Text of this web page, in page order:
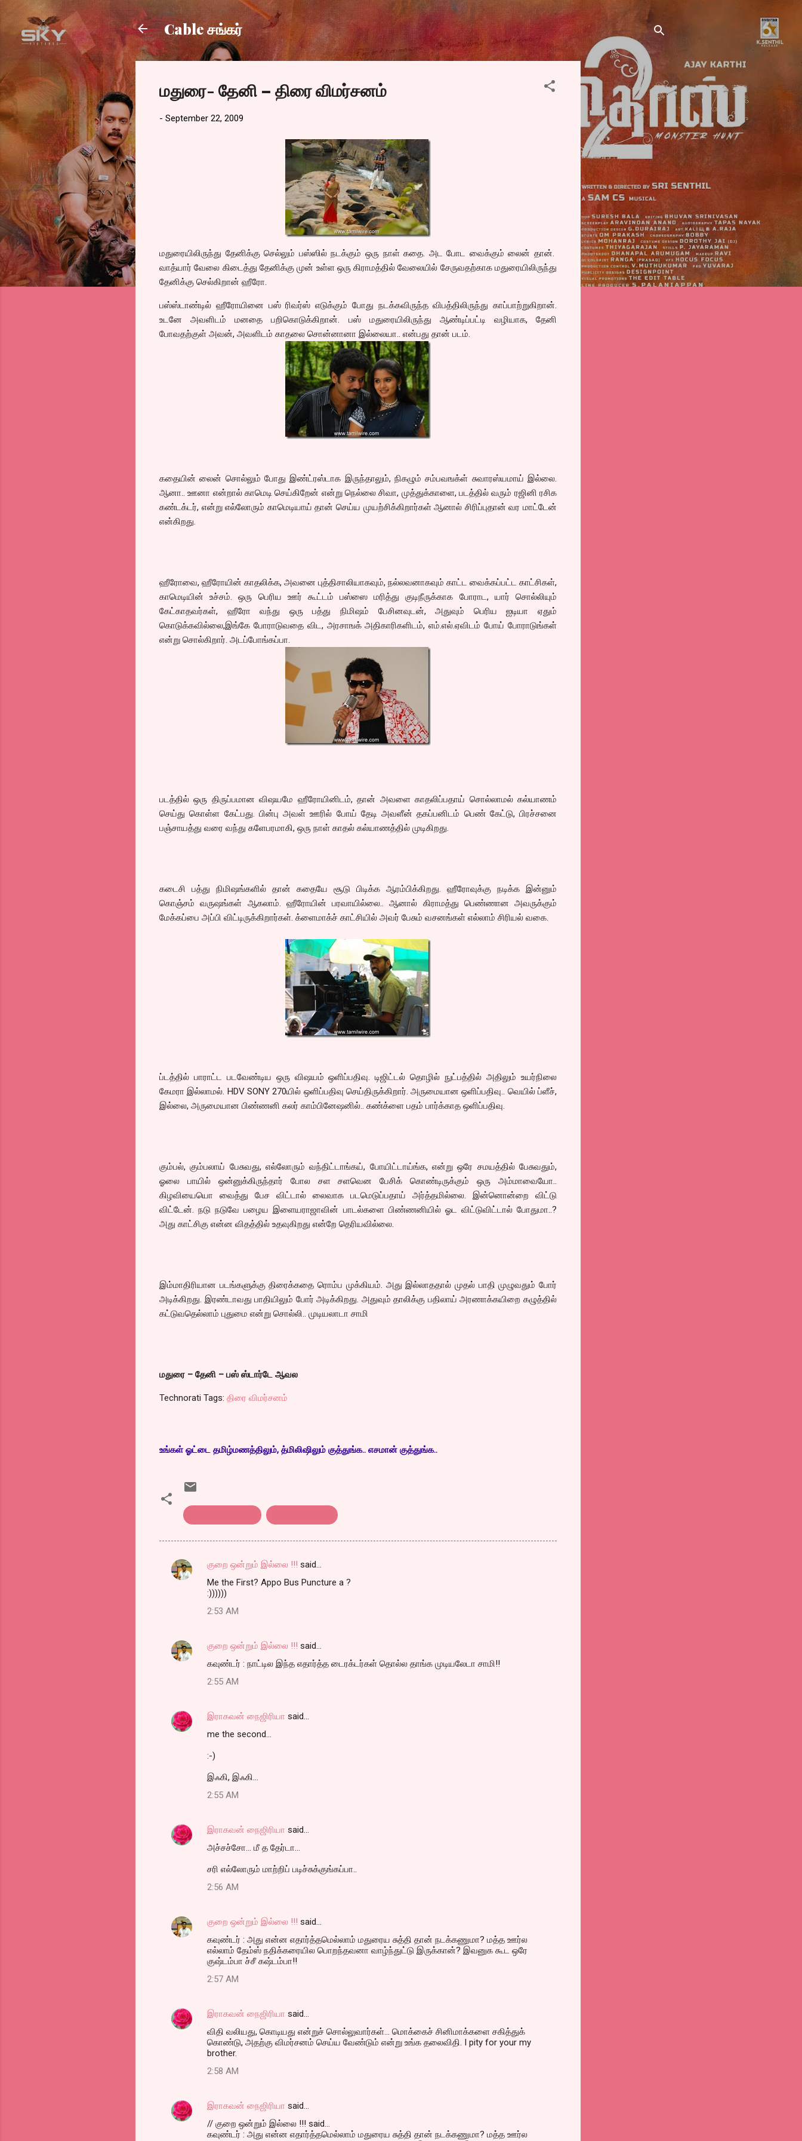
Skip to main content
Cable சங்கர்
மதுரை- தேனி – திரை விமர்சனம்
- September 22, 2009
மதுரையிலிருந்து தேனிக்கு செல்லும் பஸ்ஸில் நடக்கும் ஒரு நாள் கதை. அட போட வைக்கும் லைன் தான்.
வாத்யார் வேலை கிடைத்து தேனிக்கு முன் உள்ள ஒரு கிராமத்தில் வேலையில் சேருவதற்காக மதுரையிலிருந்து
தேனிக்கு செல்கிறான் ஹீரோ.
பஸ்ஸ்டாண்டில் ஹீரோயினை பஸ் ரிவர்ஸ் எடுக்கும் போது நடக்கவிருந்த விபத்திலிருந்து காப்பாற்றுகிறான்.
உடனே அவளிடம் மனதை பறிகொடுக்கிறான். பஸ் மதுரையிலிருந்து ஆண்டிப்பட்டி வழியாக, தேனி
போவதற்குள் அவன், அவளிடம் காதலை சொன்னானா இல்லையா.. என்பது தான் படம்.
கதையின் லைன் சொல்லும் போது இண்ட்ரஸ்டாக இருந்தாலும், நிகழும் சம்பவஙக்ள் சுவாரஸ்யமாய் இல்லை.
ஆனா.. ஊனா என்றால் காமெடி செய்கிறேன் என்று நெல்லை சிவா, முத்துக்காளை, படத்தில் வரும் ரஜினி ரசிக
கண்டக்டர், என்று எல்லோரும் காமெடியாய் தான் செய்ய முயற்சிக்கிறார்கள் ஆனால் சிரிப்புதான் வர மாட்டேன்
என்கிறது.
ஹீரோவை, ஹீரோயின் காதலிக்க, அவனை புத்திசாலியாகவும், நல்லவனாகவும் காட்ட வைக்கப்பட்ட காட்சிகள்,
காமெடியின் உச்சம். ஒரு பெரிய ஊர் கூட்டம் பஸ்ஸை மரித்து குடிநீருக்காக போராட, யார் சொல்லியும்
கேட்காதவர்கள், ஹீரோ வந்து ஒரு பத்து நிமிஷம் பேசினவுடன், அதுவும் பெரிய ஐடியா ஏதும்
கொடுக்கவில்லை,இங்கே போராடுவதை விட, அரசாஙக் அதிகாரிகளிடம், எம்.எல்.ஏவிடம் போய் போராடுங்கள்
என்று சொல்கிறார். அடப்போங்கப்பா.
படத்தில் ஒரு திருப்பமான விஷயமே ஹீரோயினிடம், தான் அவளை காதலிப்பதாய் சொல்லாமல் கல்யாணம்
செய்து கொள்ள கேட்பது. பின்பு அவள் ஊரில் போய் தேடி அவளீன் தகப்பனிடம் பெண் கேட்டு, பிரச்சனை
பஞ்சாயத்து வரை வந்து களேபரமாகி, ஒரு நாள் காதல் கல்யாணத்தில் முடிகிறது.
கடைசி பத்து நிமிஷங்களில் தான் கதையே சூடு பிடிக்க ஆரம்பிக்கிறது. ஹீரோவுக்கு நடிக்க இன்னும்
கொஞ்சம் வருஷங்கள் ஆகலாம். ஹீரோயின் பரவாயில்லை.. ஆனால் கிராமத்து பெண்ணான அவருக்கும்
மேக்கப்பை அப்பி விட்டிருக்கிறார்கள். க்ளைமாக்ச் காட்சியில் அவர் பேசும் வசனங்கள் எல்லாம் சிரியல் வகை.
ப்டத்தில் பாராட்ட படவேண்டிய ஒரு விஷயம் ஒளிப்பதிவு. டிஜிட்டல் தொழில் நுட்பத்தில் அதிலும் உயர்நிலை
கேமரா இல்லாமல். HDV SONY 270யில் ஒளிப்பதிவு செய்திருக்கிறார். அருமையான ஒளிப்பதிவு.. வெயில் ப்ளீச்,
இல்லை, அருமையான பிண்ணனி கலர் காம்பினேஷனில்.. கண்க்ளை பதம் பார்க்காத ஒளிப்பதிவு.
கும்பல், கும்பலாய் பேசுவது, எல்லோரும் வந்திட்டாங்கய், போயிட்டாய்ங்க, என்று ஒரே சமயத்தில் பேசுவதும்,
ஓலை பாயில் ஒன்னுக்கிருந்தார் போல சள சளவென பேசிக் கொண்டிருக்கும் ஒரு அம்மாவையோ..
கிழவியையொ வைத்து பேச விட்டால் லைவாக படமெடுப்பதாய் அர்த்தமில்லை. இன்னொன்றை விட்டு
விட்டேன். நடு நடுவே பழைய இளையராஜாவின் பாடல்களை பிண்ணனியில் ஓட விட்டுவிட்டால் போதுமா..?
அது காட்சிகு என்ன விதத்தில் உதவுகிறது என்றே தெரியவில்லை.
இம்மாதிரியான படங்களுக்கு திரைக்கதை ரொம்ப முக்கியம். அது இல்லாததால் முதல் பாதி முழுவதும் போர்
அடிக்கிறது. இரண்டாவது பாதியிலும் போர் அடிக்கிறது. அதுவும் தாலிக்கு பதிலாய் அரணாக்கயிறை கழுத்தில்
கட்டுவதெல்லாம் புதுமை என்று சொல்லி.. முடியலாடா சாமி
மதுரை – தேனி – பஸ் ஸ்டார்டே ஆவல
Technorati Tags: திரை விமர்சனம்
உங்கள் ஓட்டை தமிழ்மணத்திலும், த்மிலிஷிலும் குத்துங்க.. எசமான் குத்துங்க..
C
n
குறை ஒன்றும் இல்லை !!! said…
Me the First? Appo Bus Puncture a ?
:))))))
2:53 AM
குறை ஒன்றும் இல்லை !!! said…
கவுண்டர் : நாட்டில இந்த எதார்த்த டைரக்டர்கள் தொல்ல தாங்க முடியலேடா சாமி!!
2:55 AM
இராகவன் நைஜிரியா said…
me the second...
:-)
இஃகி, இஃகி...
2:55 AM
இராகவன் நைஜிரியா said…
அச்சச்சோ... மீ த தேர்டா...
சரி எல்லோரும் மாற்றிப் படிச்சுக்குங்கப்பா..
2:56 AM
குறை ஒன்றும் இல்லை !!! said…
கவுண்டர் : அது என்ன எதார்த்தமெல்லாம் மதுரைய சுத்தி தான் நடக்கணுமா? மத்த ஊர்ல
எல்லாம் தேம்ஸ் நதிக்கரையில பொறந்தவனா வாழ்ந்துட்டு இருக்கான்? இவனுக கூட ஒரே
குஷ்டம்பா ச்சீ கஷ்டம்பா!!
2:57 AM
இராகவன் நைஜிரியா said…
விதி வலியது, கொடியது என்றுச் சொல்லுவார்கள்... மொக்கைச் சினிமாக்களை சகித்துக்
கொண்டு, அதற்கு விமர்சனம் செய்ய வேண்டும் என்று உங்க தலைவிதி. I pity for your my
brother.
2:58 AM
இராகவன் நைஜிரியா said…
// குறை ஒன்றும் இல்லை !!! said...
கவுண்டர் : அது என்ன எதார்த்தமெல்லாம் மதுரைய சுத்தி தான் நடக்கணுமா? மத்த ஊர்ல